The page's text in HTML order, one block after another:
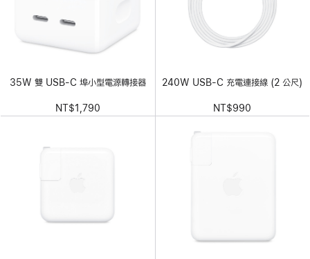
35W 雙 USB-C 埠小型電源轉接器
NT$1,790
240W USB-C 充電連接線 (2 公尺)
NT$990